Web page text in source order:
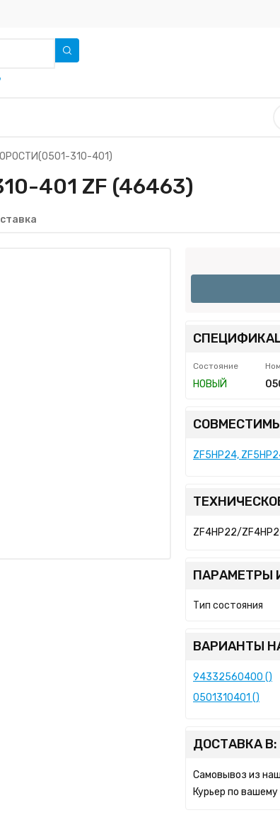
310-401)
401 ZF (46463)
Состояние
НОВЫЙ
ZF5HP24,
ZF4HP22/
ПАРАМЕТРЫ
Тип состояния
ВАРИАНТЫ
94332560400 ()
0501310401 ()
ДОСТАВКА В:
Самовывоз из
Курьер по